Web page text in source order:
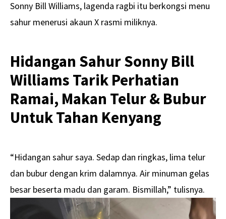
Sonny Bill Williams, lagenda ragbi itu berkongsi menu
sahur menerusi akaun X rasmi miliknya.
Hidangan Sahur Sonny Bill
Williams Tarik Perhatian
Ramai, Makan Telur & Bubur
Untuk Tahan Kenyang
“Hidangan sahur saya. Sedap dan ringkas, lima telur
dan bubur dengan krim dalamnya. Air minuman gelas
besar beserta madu dan garam. Bismillah,” tulisnya.